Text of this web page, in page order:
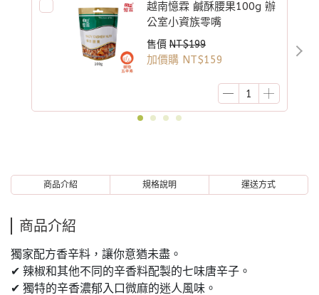
越南憶霖 鹹酥腰果100g 辦
公室小資族零嘴
售價 NT$199
加價購 NT$159
商品介紹 規格說明 運送方式
商品介紹
獨家配方香辛料，讓你意猶未盡。
✔ 辣椒和其他不同的辛香料配製的七味唐辛子。
✔ 獨特的辛香濃郁入口微麻的迷人風味。